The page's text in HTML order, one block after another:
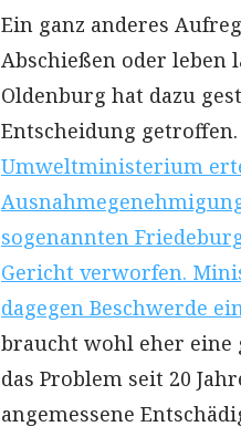
Ein ganz anderes
Abschießen oder leben
Oldenburg hat dazu
Entscheidung getroffen.
Umweltministerium
sogenannten
Gericht verworfen.
dagegen Beschwerde
braucht wohl eher eine
das Problem seit 20
angemessene